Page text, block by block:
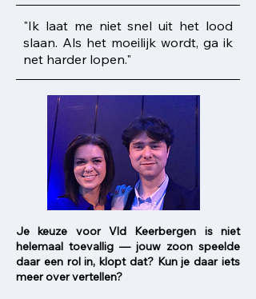
"Ik laat me niet snel uit het lood
slaan. Als het moeilijk wordt, ga ik
net harder lopen."
Je keuze voor Vld Keerbergen is niet
helemaal toevallig — jouw zoon speelde
daar een rol in, klopt dat? Kun je daar iets
meer over vertellen?